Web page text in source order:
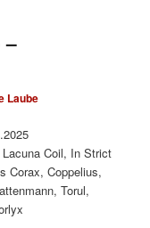
–
Laube
Coil, In Strict
Corax, Coppelius,
Torul,